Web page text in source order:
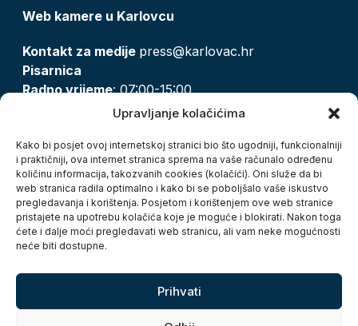
Upravljanje kolačićima
Kako bi posjet ovoj internetskoj stranici bio što ugodniji, funkcionalniji
i praktičniji, ova internet stranica sprema na vaše računalo određenu
količinu informacija, takozvanih cookies (kolačići). Oni služe da bi
web stranica radila optimalno i kako bi se poboljšalo vaše iskustvo
pregledavanja i korištenja. Posjetom i korištenjem ove web stranice
pristajete na upotrebu kolačića koje je moguće i blokirati. Nakon toga
ćete i dalje moći pregledavati web stranicu, ali vam neke mogućnosti
neće biti dostupne.
Prihvati
Web kamere u Karlovcu
Kontakt za medije press@karlovac.hr
Pisarnica
Radno vrijeme: 07:00-15:00
pisarnica@karlovac.hr
Zaštita osobnih podataka
Pristup informacijama
Kolačići
Izjava o pristupačnosti
Turistička zajednica grada Karlovca